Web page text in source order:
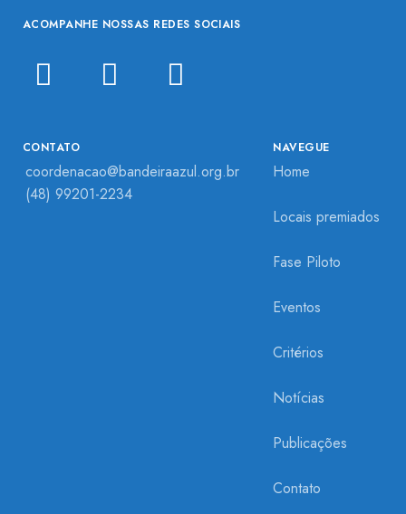
ACOMPANHE NOSSAS REDES SOCIAIS
NAVEGUE
Home
Locais premiados
Fase Piloto
Eventos
Critérios
Notícias
Publicações
Contato
CONTATO
coordenacao@bandeiraazul.org.br
(48) 99201-2234